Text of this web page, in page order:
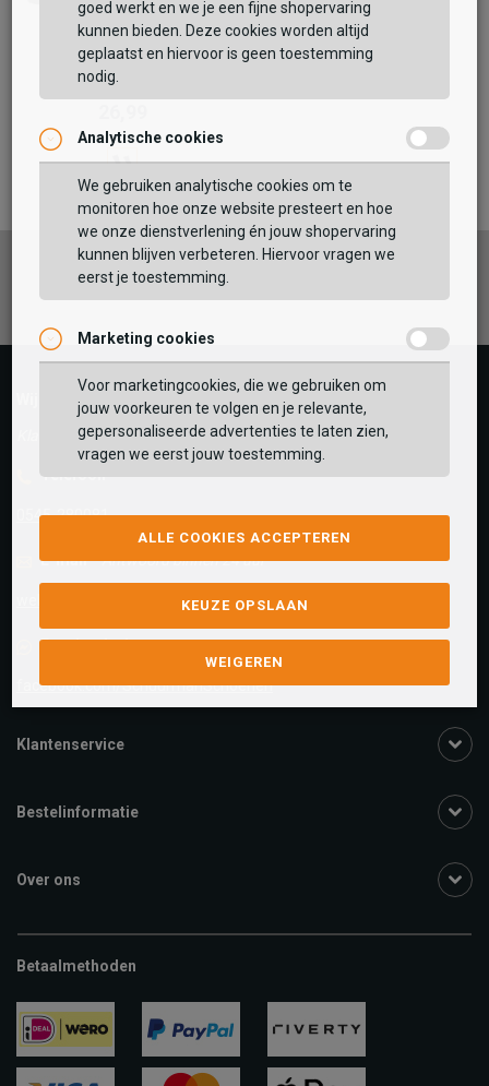
Falke
TK2
Facebook
Wij helpen je graag!
Klantenservice is gesloten
Telefoon
0545-280081
E-mail Antwoord binnen 24 uur
webshop@schuurman-schoenen.nl
Facebook chat
facebook.com/SchuurmanSchoenen
Klantenservice
Bestelinformatie
Over ons
Betaalmethoden
ideal paypal riverty
goed werkt en we je een fijne shopervaring
kunnen bieden. Deze cookies worden altijd
geplaatst en hiervoor is geen toestemming
nodig.
Analytische cookies
We gebruiken analytische cookies om te
monitoren hoe onze website presteert en hoe
we onze dienstverlening én jouw shopervaring
kunnen blijven verbeteren. Hiervoor vragen we
eerst je toestemming.
Marketing cookies
Voor marketingcookies, die we gebruiken om
jouw voorkeuren te volgen en je relevante,
gepersonaliseerde advertenties te laten zien,
vragen we eerst jouw toestemming.
ALLE COOKIES ACCEPTEREN
KEUZE OPSLAAN
WEIGEREN